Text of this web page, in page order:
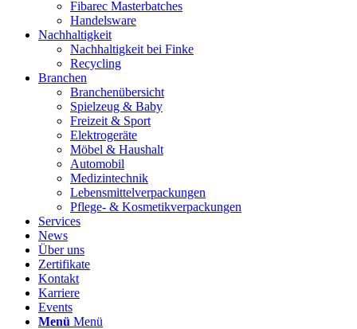
Fibarec Masterbatches
Handelsware
Nachhaltigkeit
Nachhaltigkeit bei Finke
Recycling
Branchen
Branchenübersicht
Spielzeug & Baby
Freizeit & Sport
Elektrogeräte
Möbel & Haushalt
Automobil
Medizintechnik
Lebensmittelverpackungen
Pflege- & Kosmetikverpackungen
Services
News
Über uns
Zertifikate
Kontakt
Karriere
Events
Menü Menü